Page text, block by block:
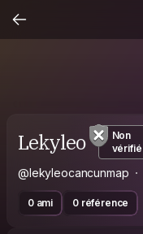
Lekyleo
Non
vérifié
@lekyleocancunmap
0 ami 0 référence